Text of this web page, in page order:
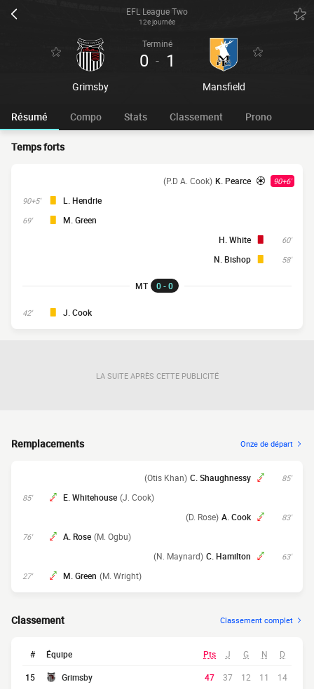
EFL League Two
12e journée
Grimsby
Terminé
0 - 1
Mansfield
Résumé Compo Stats Classement Prono
Temps forts
90+6'
K. Pearce
(P.D A. Cook)
90+5' L. Hendrie
69' M. Green
60'
H. White
58'
N. Bishop
MT 0 - 0
42' J. Cook
LA SUITE APRÈS CETTE PUBLICITÉ
Remplacements Onze de départ
85'
C. Shaughnessy
(Otis Khan)
85' E. Whitehouse (J. Cook)
83'
A. Cook
(D. Rose)
76' A. Rose (M. Ogbu)
63'
C. Hamilton
(N. Maynard)
27' M. Green (M. Wright)
Classement Classement complet
# Équipe Pts J G N D
15 Grimsby 47 37 12 11
14